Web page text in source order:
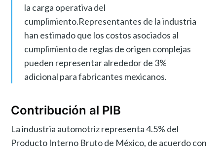
la carga operativa del
cumplimiento.Representantes de la industria
han estimado que los costos asociados al
cumplimiento de reglas de origen complejas
pueden representar alrededor de 3%
adicional para fabricantes mexicanos.
Contribución al PIB
La industria automotriz representa 4.5% del
Producto Interno Bruto de México, de acuerdo con